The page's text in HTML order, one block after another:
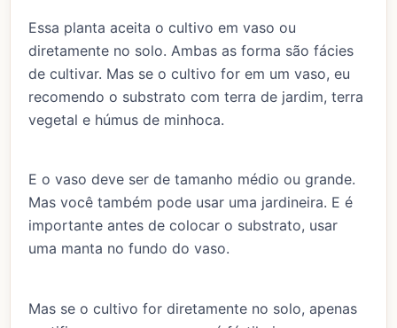
Essa planta aceita o cultivo em vaso ou
diretamente no solo. Ambas as forma são fácies
de cultivar. Mas se o cultivo for em um vaso, eu
recomendo o substrato com terra de jardim, terra
vegetal e húmus de minhoca.
E o vaso deve ser de tamanho médio ou grande.
Mas você também pode usar uma jardineira. E é
importante antes de colocar o substrato, usar
uma manta no fundo do vaso.
Mas se o cultivo for diretamente no solo, apenas